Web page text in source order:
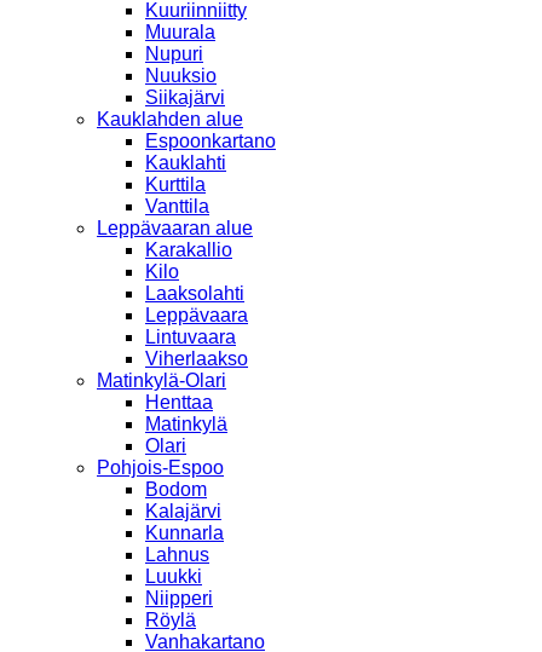
Kuuriinniitty
Muurala
Nupuri
Nuuksio
Siikajärvi
Kauklahden alue
Espoonkartano
Kauklahti
Kurttila
Vanttila
Leppävaaran alue
Karakallio
Kilo
Laaksolahti
Leppävaara
Lintuvaara
Viherlaakso
Matinkylä-Olari
Henttaa
Matinkylä
Olari
Pohjois-Espoo
Bodom
Kalajärvi
Kunnarla
Lahnus
Luukki
Niipperi
Röylä
Vanhakartano